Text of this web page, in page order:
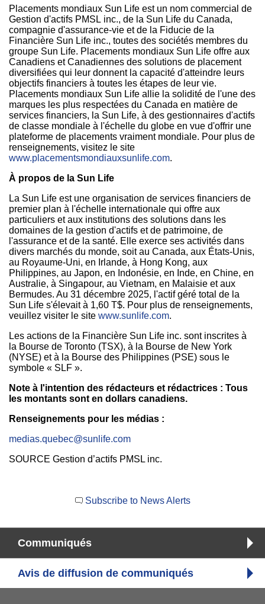
Placements mondiaux Sun Life est un nom commercial de
Gestion d'actifs PMSL inc., de la Sun Life du Canada,
compagnie d'assurance-vie et de la Fiducie de la
Financière Sun Life inc., toutes des sociétés membres du
groupe Sun Life. Placements mondiaux Sun Life offre aux
Canadiens et Canadiennes des solutions de placement
diversifiées qui leur donnent la capacité d'atteindre leurs
objectifs financiers à toutes les étapes de leur vie.
Placements mondiaux Sun Life allie la solidité de l'une des
marques les plus respectées du Canada en matière de
services financiers, la Sun Life, à des gestionnaires d'actifs
de classe mondiale à l'échelle du globe en vue d'offrir une
plateforme de placements vraiment mondiale. Pour plus de
renseignements, visitez le site
www.placementsmondiauxsunlife.com.
À propos de la Sun Life
La Sun Life est une organisation de services financiers de
premier plan à l'échelle internationale qui offre aux
particuliers et aux institutions des solutions dans les
domaines de la gestion d'actifs et de patrimoine, de
l'assurance et de la santé. Elle exerce ses activités dans
divers marchés du monde, soit au Canada, aux États-Unis,
au Royaume-Uni, en Irlande, à Hong Kong, aux
Philippines, au Japon, en Indonésie, en Inde, en Chine, en
Australie, à Singapour, au Vietnam, en Malaisie et aux
Bermudes. Au 31 décembre 2025, l'actif géré total de la
Sun Life s'élevait à 1,60 T$. Pour plus de renseignements,
veuillez visiter le site www.sunlife.com.
Les actions de la Financière Sun Life inc. sont inscrites à
la Bourse de Toronto (TSX), à la Bourse de New York
(NYSE) et à la Bourse des Philippines (PSE) sous le
symbole « SLF ».
Note à l'intention des rédacteurs et rédactrices : Tous
les montants sont en dollars canadiens.
Renseignements pour les médias :
medias.quebec@sunlife.com
SOURCE Gestion d’actifs PMSL inc.
Subscribe to News Alerts
Communiqués
Avis de diffusion de communiqués